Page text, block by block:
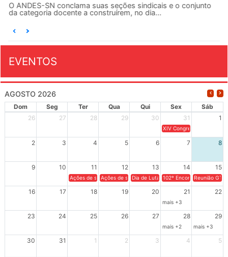
O ANDES-SN conclama suas seções sindicais e o conjunto
da categoria docente a construírem, no dia...
EVENTOS
AGOSTO 2026
Dom Seg Ter Qua Qui Sex
Sáb
26
27 28 29 30 31 1
XIV Congresso Brasileiro
2 3 4 5 6 7 8
9 10 11 12 13 14 15
Ações de solidariedade a Cuba no Rio Grande do Sul - 100
Ações de solidariedade a Cuba no Rio Grande do
Dia de Luta em Defesa de Cuba e da
102º Encontro da
Reunião
16 17 18 19 20 21 22
mais +3
23 24 25 26 27 28 29
mais +2 mais +3
30 31 1 2 3 4 5